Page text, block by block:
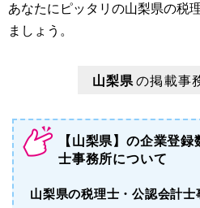
あなたにピッタリの山梨県の税
ましょう。
山梨県の掲載事
【山梨県】の企業登
士事務所について
山梨県の税理士・公認会計士